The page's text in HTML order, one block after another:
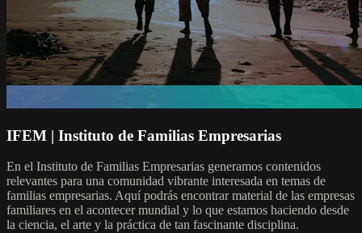
IFEM | Instituto de Familias Empresarias
En el Instituto de Familias Empresarias generamos contenidos
relevantes para una comunidad vibrante interesada en temas de
familias empresarias. Aquí podrás encontrar material de las empresas
familiares en el acontecer mundial y lo que estamos haciendo desde
la ciencia, el arte y la práctica de tan fascinante disciplina.